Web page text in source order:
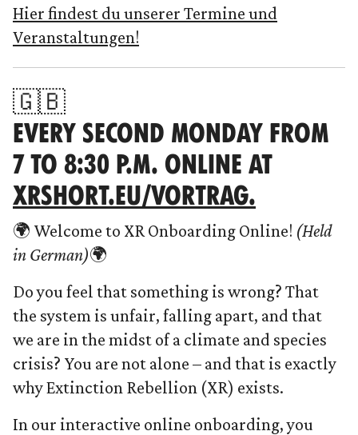
Hier findest du unserer Termine und
Veranstaltungen!
🇬🇧
EVERY SECOND MONDAY FROM
7 TO 8:30 P.M. ONLINE AT
XRSHORT.EU/VORTRAG.
🌍 Welcome to XR Onboarding Online! (Held
in German)🌍
Do you feel that something is wrong? That
the system is unfair, falling apart, and that
we are in the midst of a climate and species
crisis? You are not alone – and that is exactly
why Extinction Rebellion (XR) exists.
In our interactive online onboarding, you